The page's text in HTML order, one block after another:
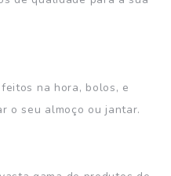
feitos na hora, bolos, e
o seu almoço ou jantar.